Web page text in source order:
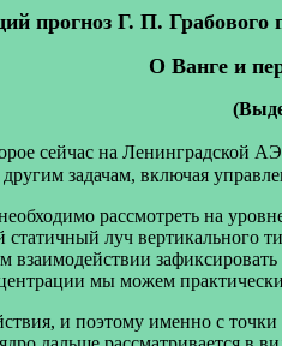
прогноз Г. П. Грабового
О Ванге и
сейчас на Ленинградской
задачам, включая
рассмотреть на
луч
мы можем
и поэтому именно с точки